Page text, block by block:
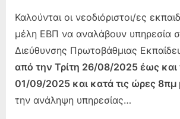
Καλούνται οι νεοδιόριστοι/ες
μέλη ΕΒΠ να αναλάβουν υπηρεσία
Διεύθυνσης Πρωτοβάθμιας
από την Τρίτη 26/08/2025 έως και
01/09/2025 και κατά τις ώρες 8πμ
την ανάληψη υπηρεσίας…